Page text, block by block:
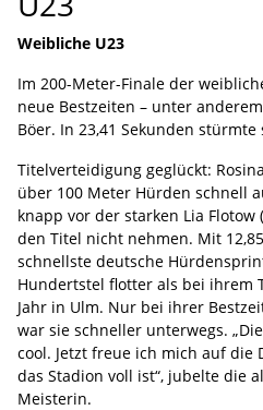
Weibliche U23
Im 200-Meter-Finale der
neue Bestzeiten – unter
Böer. In 23,41 Sekunden
Titelverteidigung geglückt:
über 100 Meter Hürden schnell
knapp vor der starken Lia Flotow
den Titel nicht nehmen. Mit
schnellste deutsche
Hundertstel flotter als bei ihrem
Jahr in Ulm. Nur bei ihrer
war sie schneller unterwegs.
cool. Jetzt freue ich mich auf die
das Stadion voll ist“, jubelte die
Meisterin.